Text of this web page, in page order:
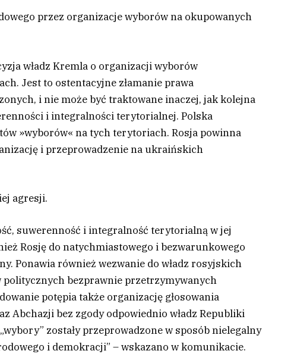
przez organizacje wyborów na okupowanych
władz Kremla o organizacji wyborów
Jest to ostentacyjne złamanie prawa
i nie może być traktowane inaczej, jak kolejna
i integralności terytorialnej. Polska
»wyborów« na tych terytoriach. Rosja powinna
i przeprowadzenie na ukraińskich
agresji.
suwerenność i integralność terytorialną w jej
Rosję do natychmiastowego i bezwarunkowego
Ponawia również wezwanie do władz rosyjskich
bezprawnie przetrzymywanych
potępia także organizację głosowania
Abchazji bez zgody odpowiednio władz Republiki
zostały przeprowadzone w sposób nielegalny
i demokracji” – wskazano w komunikacie.